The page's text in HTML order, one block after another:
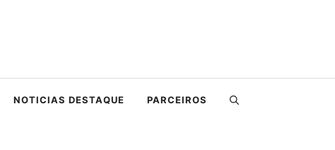
NOTICIAS DESTAQUE PARCEIROS